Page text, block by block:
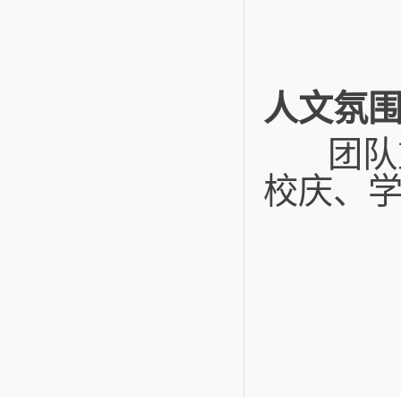
人文氛
团队
校庆、